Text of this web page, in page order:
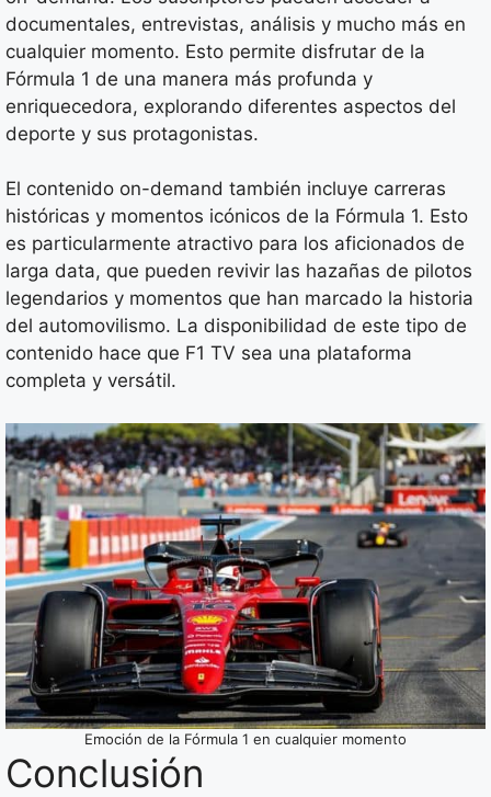
documentales, entrevistas, análisis y mucho más en
cualquier momento. Esto permite disfrutar de la
Fórmula 1 de una manera más profunda y
enriquecedora, explorando diferentes aspectos del
deporte y sus protagonistas.
El contenido on-demand también incluye carreras
históricas y momentos icónicos de la Fórmula 1. Esto
es particularmente atractivo para los aficionados de
larga data, que pueden revivir las hazañas de pilotos
legendarios y momentos que han marcado la historia
del automovilismo. La disponibilidad de este tipo de
contenido hace que F1 TV sea una plataforma
completa y versátil.
Emoción de la Fórmula 1 en cualquier momento
Conclusión